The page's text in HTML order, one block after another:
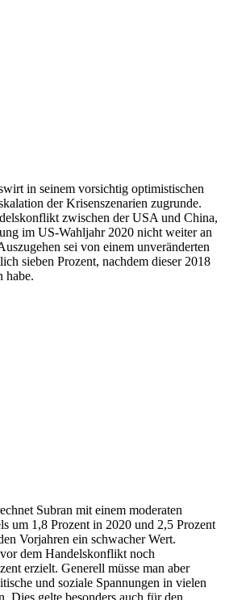
in seinem vorsichtig optimistischen
der Krisenszenarien zugrunde.
zwischen der USA und China,
im US-Wahljahr 2020 nicht weiter an
sei von einem unveränderten
sieben Prozent, nachdem dieser 2018
habe.
Subran mit einem moderaten
um 1,8 Prozent in 2020 und 2,5 Prozent
Vorjahren ein schwacher Wert.
dem Handelskonflikt noch
erzielt. Generell müsse man aber
und soziale Spannungen in vielen